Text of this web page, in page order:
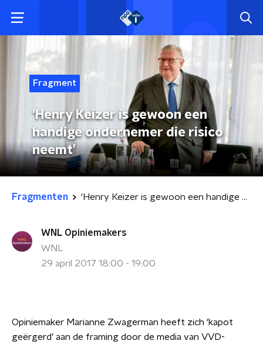
Fragment
‘Henry Keizer is gewoon een
handige ondernemer die risico
neemt’
Fragmenten ‘Henry Keizer is gewoon een handige ondernemer die risico neemt’
WNL Opiniemakers
WNL
29 april 2017 18:00 - 19:00
Opiniemaker Marianne Zwagerman heeft zich ‘kapot
geërgerd’ aan de framing door de media van VVD-